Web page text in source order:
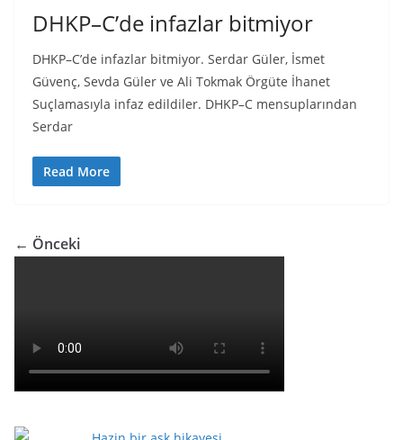
DHKP–C’de infazlar bitmiyor
DHKP–C’de infazlar bitmiyor. Serdar Güler, İsmet
Güvenç, Sevda Güler ve Ali Tokmak Örgüte İhanet
Suçlamasıyla infaz edildiler. DHKP–C mensuplarından
Serdar
Read More
← Önceki